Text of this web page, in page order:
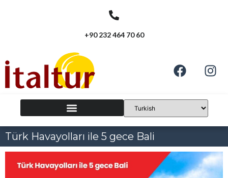
+90 232 464 70 60
Türk Havayolları ile 5 gece Bali